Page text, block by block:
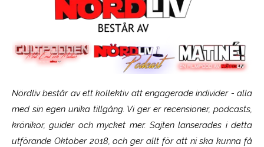
Nördliv består av ett kollektiv att engagerade individer - alla
med sin egen unika tillgång. Vi ger er recensioner, podcasts,
krönikor, guider och mycket mer. Sajten lanserades i detta
utförande Oktober 2018, och ger allt för att ni ska kunna få